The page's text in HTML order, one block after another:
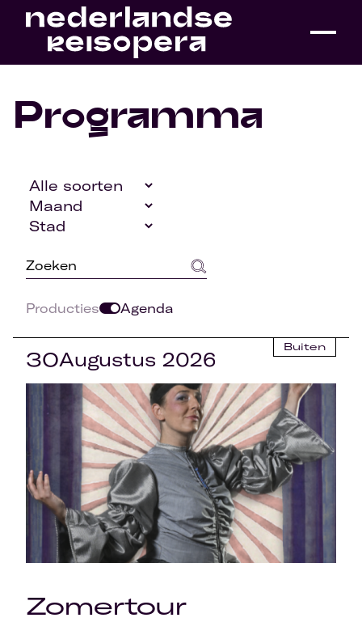
Programma
Producties Agenda
30Augustus 2026
Buiten
Zomertour